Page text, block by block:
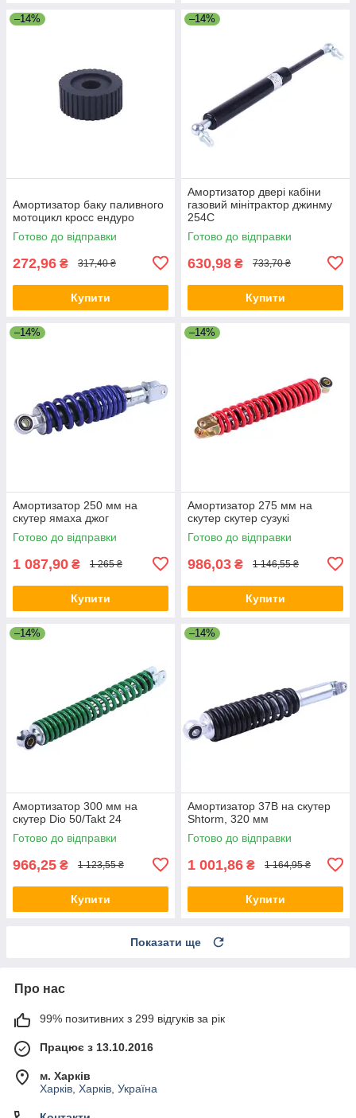
–14%
Амортизатор баку паливного
мотоцикл кросс ендуро
Готово до відправки
272,96 ₴ 317,40 ₴
Купити
–14%
Амортизатор двері кабіни
газовий мінітрактор джинму
254C
Готово до відправки
630,98 ₴ 733,70 ₴
Купити
–14%
Амортизатор 250 мм на
скутер ямаха джог
Готово до відправки
1 087,90 ₴ 1 265 ₴
Купити
–14%
Амортизатор 275 мм на
скутер скутер сузукі
Готово до відправки
986,03 ₴ 1 146,55 ₴
Купити
–14%
Амортизатор 300 мм на
скутер Dio 50/Takt 24
Готово до відправки
966,25 ₴ 1 123,55 ₴
Купити
–14%
Амортизатор 37B на скутер
Shtorm, 320 мм
Готово до відправки
1 001,86 ₴ 1 164,95 ₴
Купити
Показати ще
Про нас
99% позитивних з 299 відгуків за рік
Працює з 13.10.2016
м. Харків
Харків, Харків, Україна